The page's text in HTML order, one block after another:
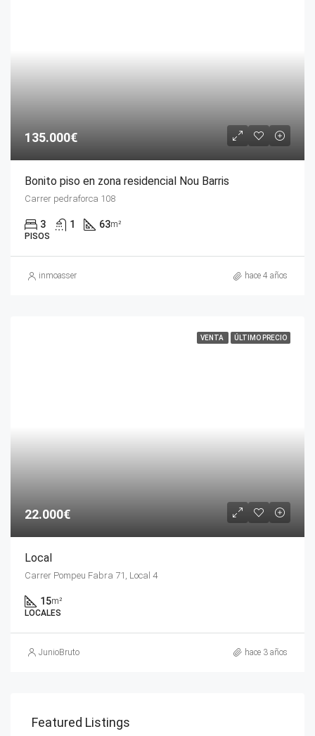
135.000€
Bonito piso en zona residencial Nou Barris
Carrer pedraforca 108
3 1 63m²
PISOS
inmoasser hace 4 años
VENTA ÚLTIMO PRECIO
22.000€
Local
Carrer Pompeu Fabra 71, Local 4
15m²
LOCALES
JunioBruto hace 3 años
Featured Listings